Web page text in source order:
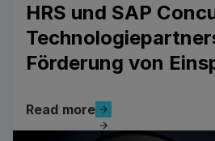
HRS und SAP
Förderung von
Read more
Read more